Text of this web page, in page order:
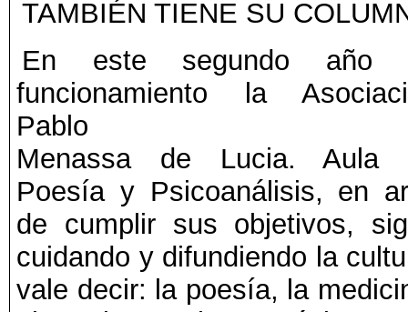
TAMBIÉN TIENE SU
En este segundo año
funcionamiento la
Pablo
Menassa de Lucia. Aula
Poesía y Psicoanálisis, en
de cumplir sus objetivos,
cuidando y difundiendo la
vale decir: la poesía, la